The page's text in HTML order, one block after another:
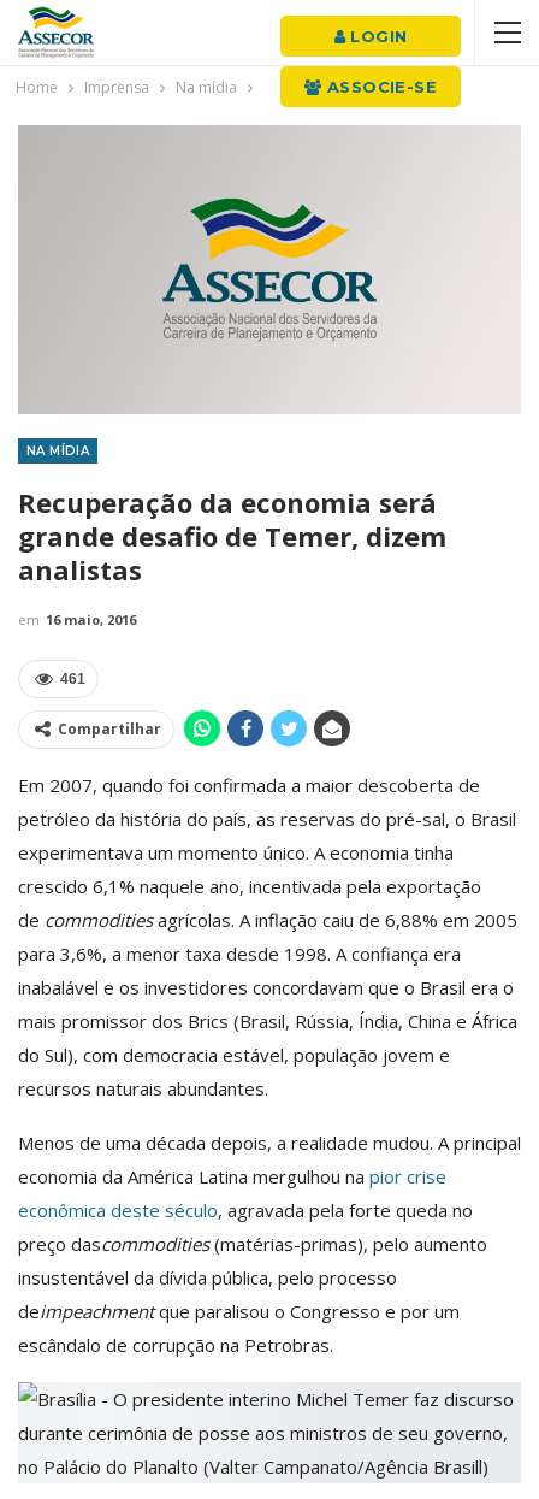
LOGIN
ASSOCIE-SE
Home Imprensa Na mídia
NA MÍDIA
Recuperação da economia será
grande desafio de Temer, dizem
analistas
em 16 maio, 2016
461
Compartilhar
Em 2007, quando foi confirmada a maior descoberta de
petróleo da história do país, as reservas do pré-sal, o Brasil
experimentava um momento único. A economia tinha
crescido 6,1% naquele ano, incentivada pela exportação
de commoditiesagrícolas. A inflação caiu de 6,88% em 2005
para 3,6%, a menor taxa desde 1998. A confiança era
inabalável e os investidores concordavam que o Brasil era o
mais promissor dos Brics (Brasil, Rússia, Índia, China e África
do Sul), com democracia estável, população jovem e
recursos naturais abundantes.
Menos de uma década depois, a realidade mudou. A principal
economia da América Latina mergulhou na pior crise
econômica deste século, agravada pela forte queda no
preço dascommodities(matérias-primas), pelo aumento
insustentável da dívida pública, pelo processo
deimpeachmentque paralisou o Congresso e por um
escândalo de corrupção na Petrobras.